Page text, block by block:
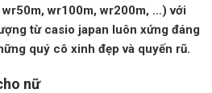
wr100m, wr200m, …) với
từ casio japan luôn xứng đáng
quý cô xinh đẹp và quyến rũ.
nữ